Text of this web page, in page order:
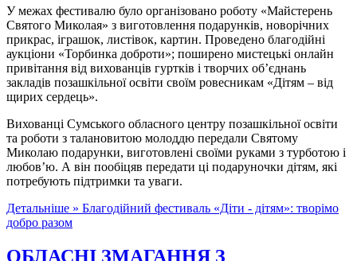
У межах фестивалю було організовано роботу «Майстерень
Святого Миколая» з виготовлення подарунків, новорічних
прикрас, іграшок, листівок, картин. Проведено благодійні
аукціони «Торбинка доброти»; поширено мистецькі онлайн
привітання від вихованців гуртків і творчих об’єднань
закладів позашкільної освіти своїм ровесникам «Дітям – від
щирих сердець».
Вихованці Сумського обласного центру позашкільної освіти
та роботи з талановитою молоддю передали Святому
Миколаю подарунки, виготовлені своїми руками з турботою і
любов’ю. А він пообіцяв передати ці подаруночки дітям, які
потребують підтримки та уваги.
Детальніше » Благодійний фестиваль «Діти - дітям»: творімо
добро разом
ОБЛАСНІ ЗМАГАННЯ З